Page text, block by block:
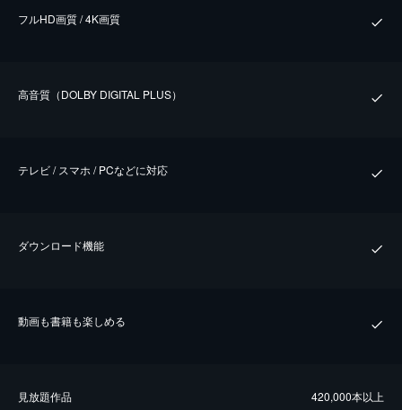
フルHD画質 / 4K画質
⾼⾳質（DOLBY DIGITAL PLUS）
テレビ / スマホ / PCなどに対応
ダウンロード機能
動画も書籍も楽しめる
⾒放題作品 420,000本以上